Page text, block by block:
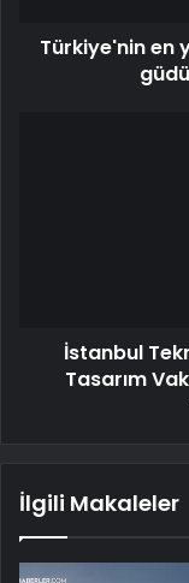
Türkiye'nin en
İstanbul
Tasarım
İlgili Makaleler